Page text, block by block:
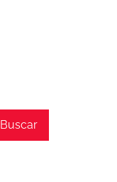
Buscar